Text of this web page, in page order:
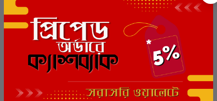
কার্টে যোগ করুন
মোহনবাগানের সেকাল
লেখক:রূপক সাহা
ছাড় 4%
কার্টে যোগ করুন
কলকাতার পরিচয়
লেখক:হরিহর শেঠ